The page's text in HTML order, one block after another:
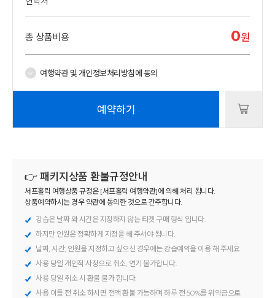
총 상품비용 0원
여행약관 및 개인정보처리방침에 동의
예약하기
👉 패키지상품 환불규정안내
서프홀릭 여행상품 규정은 [서프홀릭 여행약관]에 의해 처리 됩니다.
상품예약하시는 경우 약관에 동의한 것으로 간주합니다.
강습은 날짜 와 시간은 지정하지 않는 티켓 구매 형식 입니다.
하지만 인원은 정확하게 지정을 해 주셔야 됩니다.
날짜, 시간, 인원을 지정하고 싶으신 경우에는 강습예약을 이용 해 주세요
사용 당일 개인적 사정으로 취소, 연기 불가합니다.
사용 당일 취소 시 환불 불가 합니다.
사용 이틀 전 취소 하시면 전액 환불 가능하며 하루 전 50%를 위약금으로